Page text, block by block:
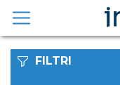
contenuto
FILTRI